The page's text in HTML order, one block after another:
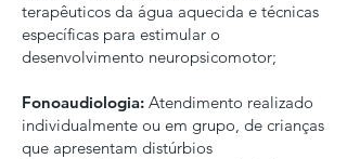
terapêuticos da água aquecida e técnicas
específicas para estimular o
desenvolvimento neuropsicomotor;
Fonoaudiologia: Atendimento realizado
individualmente ou em grupo, de crianças
que apresentam distúrbios